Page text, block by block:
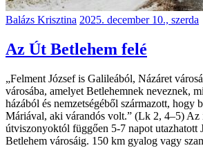
Balázs Krisztina 2025. december 10., szerda
Az Út Betlehem felé
„Felment József is Galileából, Názáret
városába, amelyet Betlehemnek neveznek,
házából és nemzetségéből származott, hogy
Máriával, aki várandós volt.” (Lk 2, 4–5) Az
útviszonyoktól függően 5-7 napot utazhatott
Betlehem városáig. 150 km gyalog vagy